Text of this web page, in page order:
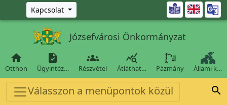
Ugrás a fő tartalomra
Kapcsolat 
Józsefvárosi Önkormányzat

Otthon

Ügyintéz…

Részvétel

Átláthat… Pázmány Állami k…
Válasszon a menüpontok közül 